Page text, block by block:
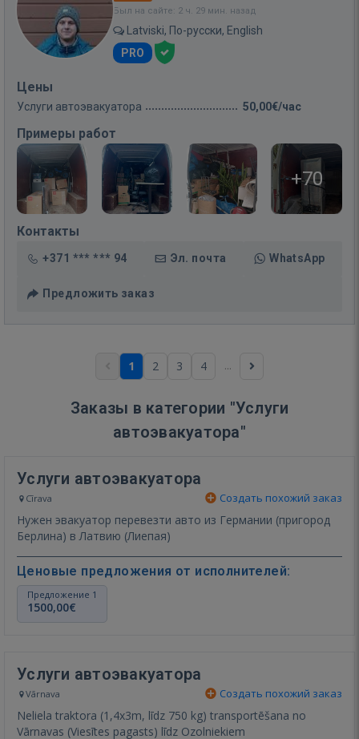
Был на сайте: 2 ч. 29 мин. назад
Latviski, По-русски, English
PRO
Цены
Услуги автоэвакуатора 50,00€/час
Примеры работ
+70
Контакты
+371 *** *** 94 Эл. почта WhatsApp
Предложить заказ
1 2 3 4 ...
Заказы в категории "Услуги
автоэвакуатора"
Услуги автоэвакуатора
Cīrava Создать похожий заказ
Нужен эвакуатор перевезти авто из Германии (пригород
Берлина) в Латвию (Лиепая)
Ценовые предложения от исполнителей:
Предложение 1
1500,00€
Услуги автоэвакуатора
Vārnava Создать похожий заказ
Neliela traktora (1,4x3m, līdz 750 kg) transportēšana no
Vārnavas (Viesītes pagasts) līdz Ozolniekiem